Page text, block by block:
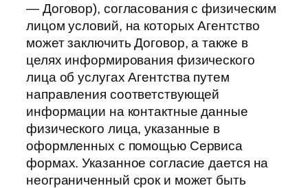
— Договор), согласования с физическим
лицом условий, на которых Агентство
может заключить Договор, а также в
целях информирования физического
лица об услугах Агентства путем
направления соответствующей
информации на контактные данные
физического лица, указанные в
оформленных с помощью Сервиса
формах. Указанное согласие дается на
неограниченный срок и может быть